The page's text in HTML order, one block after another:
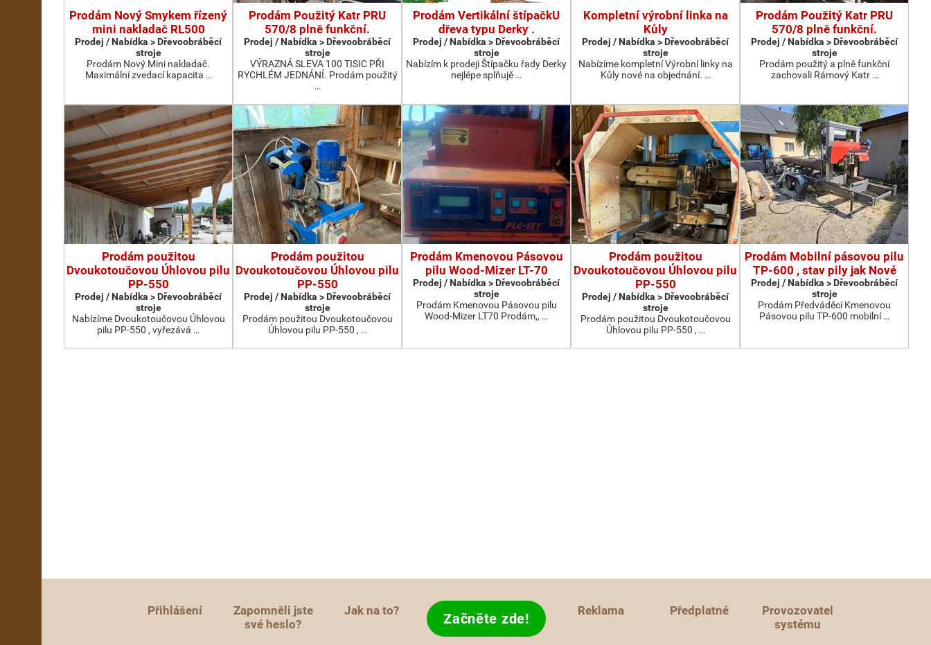
Prodám Nový Smykem řízený
mini nakladač RL500
Prodej / Nabídka > Dřevoobráběcí
stroje
Prodám Nový Mini nakladač.
Maximální zvedací kapacita …
Prodám Použitý Katr PRU
570/8 plně funkční.
Prodej / Nabídka > Dřevoobráběcí
stroje
VÝRAZNÁ SLEVA 100 TISIC PŘI
RYCHLÉM JEDNÁNÍ. Prodám použitý
…
Prodám Vertikální štípačkU
dřeva typu Derky .
Prodej / Nabídka > Dřevoobráběcí
stroje
Nabízím k prodeji Štípačku řady Derky
nejlépe splňujě …
Kompletní výrobní linka na
Kůly
Prodej / Nabídka > Dřevoobráběcí
stroje
Nabízíme kompletní Výrobní linky na
Kůly nové na objednání. …
Prodám Použitý Katr PRU
570/8 plně funkční.
Prodej / Nabídka > Dřevoobráběcí
stroje
Prodám použitý a plně funkční
zachovali Rámový Katr …
Prodám použitou
Dvoukotoučovou Úhlovou pilu
PP-550
Prodej / Nabídka > Dřevoobráběcí
stroje
Nabízíme Dvoukotoučovou Úhlovou
pilu PP-550 , vyřezává …
Prodám použitou
Dvoukotoučovou Úhlovou pilu
PP-550
Prodej / Nabídka > Dřevoobráběcí
stroje
Prodám použitou Dvoukotoučovou
Úhlovou pilu PP-550 , …
Prodám Kmenovou Pásovou
pilu Wood-Mizer LT-70
Prodej / Nabídka > Dřevoobráběcí
stroje
Prodám Kmenovou Pásovou pilu
Wood-Mizer LT70 Prodám,, …
Prodám použitou
Dvoukotoučovou Úhlovou pilu
PP-550
Prodej / Nabídka > Dřevoobráběcí
stroje
Prodám použitou Dvoukotoučovou
Úhlovou pilu PP-550 , …
Prodám Mobilní pásovou pilu
TP-600 , stav pily jak Nové
Prodej / Nabídka > Dřevoobráběcí
stroje
Prodám Předváděcí Kmenovou
Pásovou pilu TP-600 mobilní …
Přihlášení
Zapomněli jste
své heslo?
Jak na to? Začněte zde! Reklama Předplatné
Provozovatel
systému